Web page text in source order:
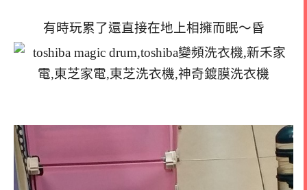
有時玩累了還直接在地上相擁而眠～昏